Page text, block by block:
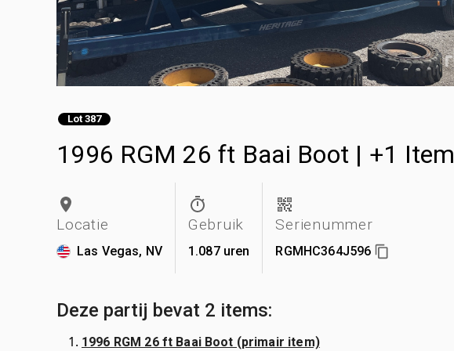
Lot 387
1996 RGM 26 ft Baai Boot | +1 Item
Locatie
Las Vegas, NV
Gebruik
1.087 uren
Serienummer
RGMHC364J596
Deze partij bevat 2 items:
1996 RGM 26 ft Baai Boot (primair item)